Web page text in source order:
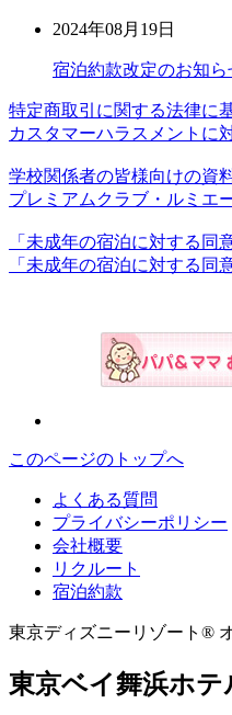
2024年08月19日
宿泊約款改定のお知ら
特定商取引に関する法律に
カスタマーハラスメントに
学校関係者の皆様向けの資
プレミアムクラブ・ルミエ
「未成年の宿泊に対する同
「未成年の宿泊に対する同
このページのトップへ
よくある質問
プライバシーポリシー
会社概要
リクルート
宿泊約款
東京ディズニーリゾート®
東京ベイ舞浜ホテ